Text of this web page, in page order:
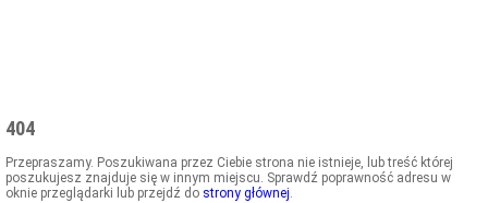
GASTRONOMIA
404
Przepraszamy. Poszukiwana przez Ciebie strona nie istnieje, lub treść której
poszukujesz znajduje się w innym miejscu. Sprawdź poprawność adresu w
oknie przeglądarki lub przejdź do strony głównej.